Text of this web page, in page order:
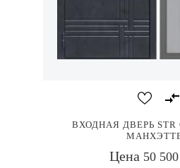
ВХОДНАЯ ДВЕРЬ
Цена 50 500